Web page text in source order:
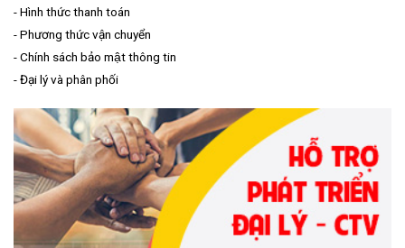
-Hình thức thanh toán
-Phương thức vận chuyển
-Chính sách bảo mật thông tin
-Đại lý và phân phối